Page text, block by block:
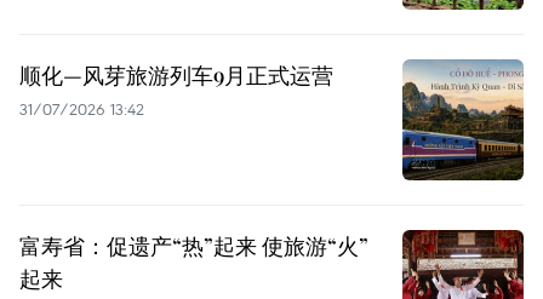
顺化—风芽旅游列车9月正式运营
31/07/2026 13:42
富寿省：促遗产“热”起来 使旅游“火”
起来